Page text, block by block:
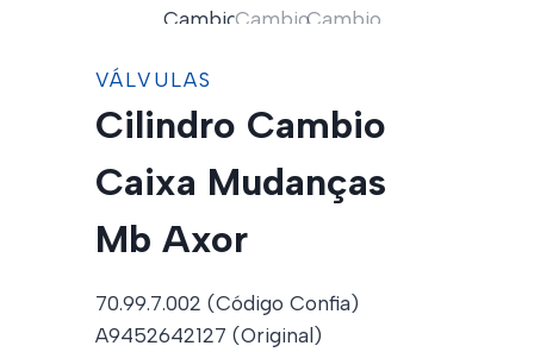
VÁLVULAS
Cilindro Cambio
Caixa Mudanças
Mb Axor
70.99.7.002 (Código Confia)
A9452642127 (Original)